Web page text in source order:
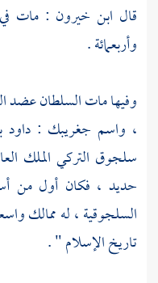
قال ابن خيرون : مات
وأربعمائة .
وفيها مات السلطان عضد
، واسم جغريبك :
سلجوق التركي الملك
حديد ، فكان أول من
السلجوقية ، له ممالك
تاريخ الإسلام " .